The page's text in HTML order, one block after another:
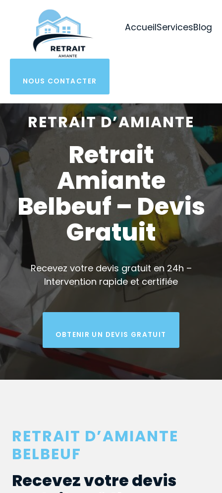
AccueilServicesBlog
NOUS CONTACTER
RETRAIT D’AMIANTE
Retrait
Amiante
Belbeuf – Devis
Gratuit
Recevez votre devis gratuit en 24h –
Intervention rapide et certifiée
OBTENIR UN DEVIS GRATUIT
RETRAIT D’AMIANTE
BELBEUF
Recevez votre devis